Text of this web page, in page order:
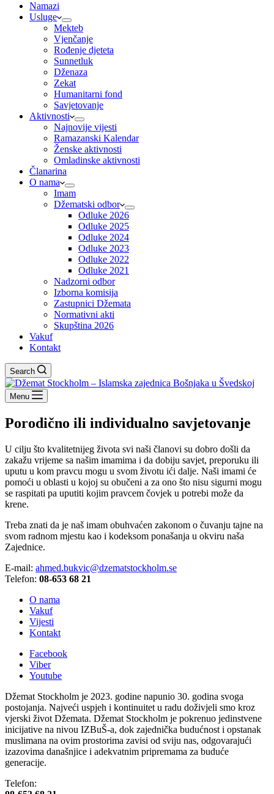
Namazi
Usluge
Mekteb
Vjenčanje
Rođenje djeteta
Sunnetluk
Dženaza
Zekat
Humanitarni fond
Savjetovanje
Aktivnosti
Najnovije vijesti
Ramazanski Kalendar
Ženske aktivnosti
Omladinske aktivnosti
Članarina
O nama
Imam
Džematski odbor
Odluke 2026
Odluke 2025
Odluke 2024
Odluke 2023
Odluke 2022
Odluke 2021
Nadzorni odbor
Izborna komisija
Zastupnici Džemata
Normativni akti
Skupština 2026
Vakuf
Kontakt
Search
Menu
Porodično ili individualno savjetovanje
U cilju što kvalitetnijeg života svi naši članovi su dobro došli da
zakažu vrijeme sa našim imamima i da dobiju savjet, preporuku ili
uputu u kom pravcu mogu u svom životu ići dalje. Naši imami će
pomoći u oblasti u kojoj su obučeni a za ono što nisu sigurni mogu
se raspitati pa uputiti kojim pravcem čovjek u potrebi može da
krene.
Treba znati da je naš imam obuhvaćen zakonom o čuvanju tajne na
svom radnom mjestu kao i kodeksom ponašanja u okviru naša
Zajednice.
E-mail: ahmed.bukvic@dzematstockholm.se
Telefon: 08-653 68 21
O nama
Vakuf
Vijesti
Kontakt
Facebook
Viber
Youtube
Džemat Stockholm je 2023. godine napunio 30. godina svoga
postojanja. Najveći uspjeh i kontinuitet u radu doživjeli smo kroz
vjerski život Džemata. Džemat Stockholm je pokrenuo jedinstvene
inicijative na nivou IZBuŠ-a, dok zajednička budućnost i opstanak
muslimana na ovim prostorima zavisi od sviju nas, odgovarajući
izazovima današnjice i adekvatnim pripremama za buduće
generacije.
Telefon: